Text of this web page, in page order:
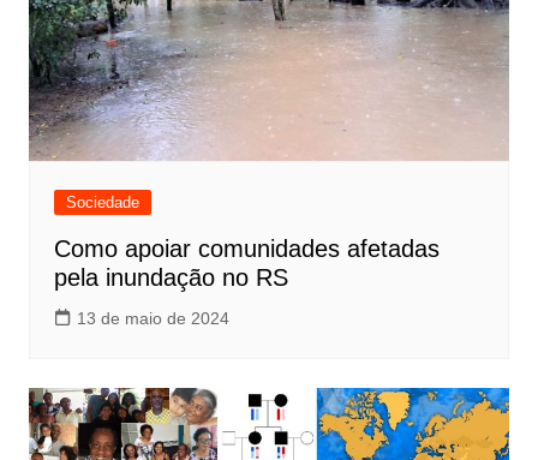
Sociedade
Como apoiar comunidades afetadas
pela inundação no RS
13 de maio de 2024